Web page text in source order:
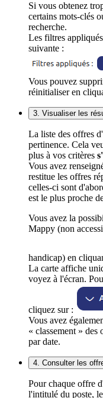
Si vous obtenez
certains mots-clés
recherche.
Les filtres
suivante :
Vous pouvez
réinitialiser en
3. Visualiser les
La liste des offres
pertinence. Cela
plus à vos critères
Vous avez
restitue les offres
celles-ci sont
est le plus proche
Vous avez la
Mappy (non
handicap) en
La carte affiche
voyez à l'écran.
cliquez sur :
Vous avez
« classement »
par date.
4. Consulter les
Pour chaque offre
l'intitulé du poste,